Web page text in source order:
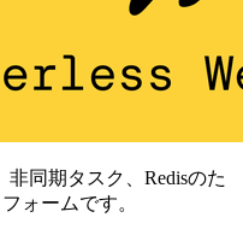
同期タスク、Redisのた
ォームです。